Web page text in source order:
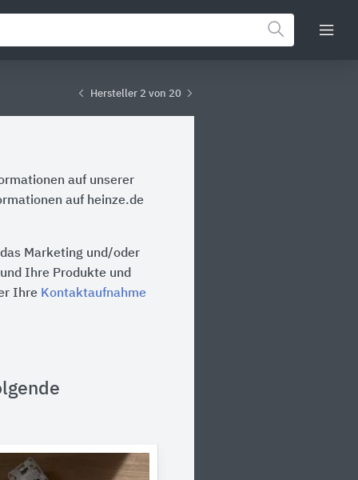
Hersteller 2 von 20
auf unserer
auf heinze.de
Marketing und/oder
Ihre Produkte und
Ihre Kontaktaufnahme